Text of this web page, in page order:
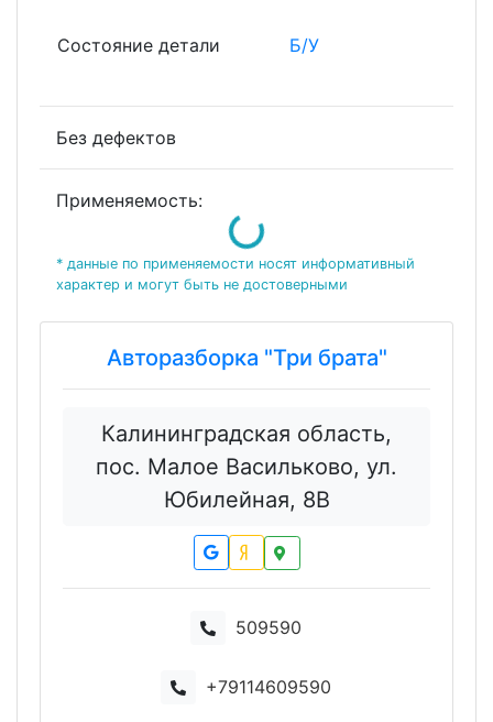
Состояние детали Б/У
Без дефектов
Применяемость: Loading...
* данные по применяемости носят информативный
характер и могут быть не достоверными
Авторазборка "Три брата"
Калининградская область,
пос. Малое Васильково, ул.
Юбилейная, 8В
509590
+79114609590